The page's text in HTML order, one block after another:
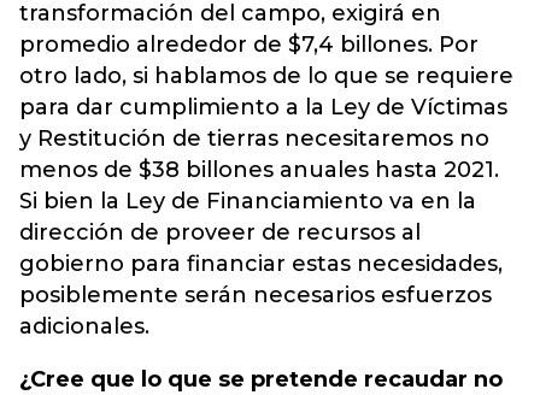
transformación del campo, exigirá en
promedio alrededor de $7,4 billones. Por
otro lado, si hablamos de lo que se requiere
para dar cumplimiento a la Ley de Víctimas
y Restitución de tierras necesitaremos no
menos de $38 billones anuales hasta 2021.
Si bien la Ley de Financiamiento va en la
dirección de proveer de recursos al
gobierno para financiar estas necesidades,
posiblemente serán necesarios esfuerzos
adicionales.
¿Cree que lo que se pretende recaudar no